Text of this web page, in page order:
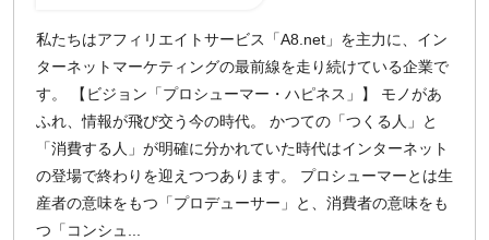
私たちはアフィリエイトサービス「A8.net」を主力に、イン
ターネットマーケティングの最前線を走り続けている企業で
す。 【ビジョン「プロシューマー・ハピネス」】 モノがあ
ふれ、情報が飛び交う今の時代。 かつての「つくる人」と
「消費する人」が明確に分かれていた時代はインターネット
の登場で終わりを迎えつつあります。 プロシューマーとは生
産者の意味をもつ「プロデューサー」と、消費者の意味をも
つ「コンシュ...